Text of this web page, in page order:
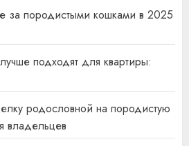
за породистыми кошками в 2025
подходят для квартиры:
родословной на породистую
владельцев